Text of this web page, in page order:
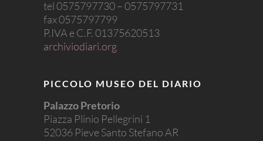
tel 0575797730 – 0575797731
fax 0575797799
P.IVA e C.F. 01375620513
archiviodiari.org
PICCOLO MUSEO DEL DIARIO
Palazzo Pretorio
Piazza Plinio Pellegrini 1
52036 Pieve Santo Stefano AR